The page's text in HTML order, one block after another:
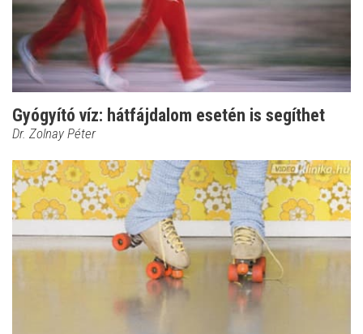
Gyógyító víz: hátfájdalom esetén is segíthet
Dr. Zolnay Péter